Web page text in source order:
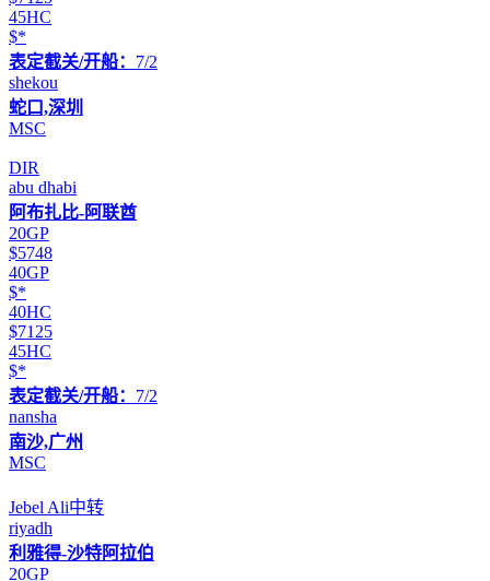
45HC
$*
表定截关/开船： 7/2
shekou
蛇口,深圳
MSC
DIR
abu dhabi
阿布扎比-阿联酋
20GP
$5748
40GP
$*
40HC
$7125
45HC
$*
表定截关/开船： 7/2
nansha
南沙,广州
MSC
Jebel Ali中转
riyadh
利雅得-沙特阿拉伯
20GP